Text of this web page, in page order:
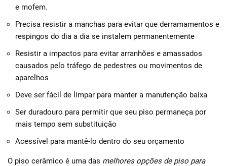
e mofem.
Precisa resistir a manchas para evitar que derramamentos e
respingos do dia a dia se instalem permanentemente
Resistir a impactos para evitar arranhões e amassados ​​
causados ​​pelo tráfego de pedestres ou movimentos de
aparelhos
Deve ser fácil de limpar para manter a manutenção baixa
Ser duradouro para permitir que seu piso permaneça por
mais tempo sem substituição
Acessível para mantê-lo dentro do seu orçamento
O piso cerâmico é uma das melhores opções de piso para